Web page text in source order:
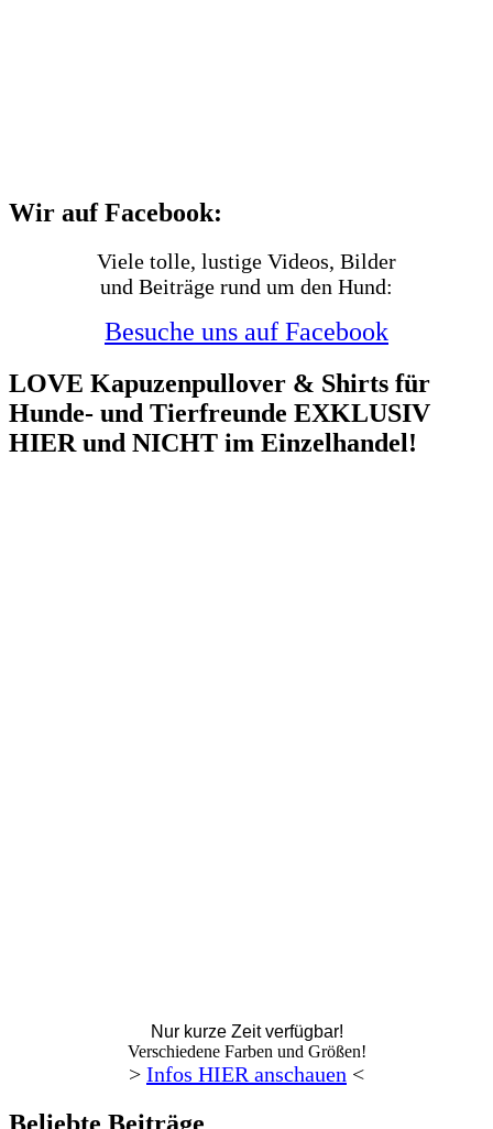
Wir auf Facebook:
Viele tolle, lustige Videos, Bilder
und Beiträge rund um den Hund:
Besuche uns auf Facebook
LOVE Kapuzenpullover & Shirts für
Hunde- und Tierfreunde EXKLUSIV
HIER und NICHT im Einzelhandel!
Nur kurze Zeit verfügbar!
Verschiedene Farben und Größen!
> Infos HIER anschauen <